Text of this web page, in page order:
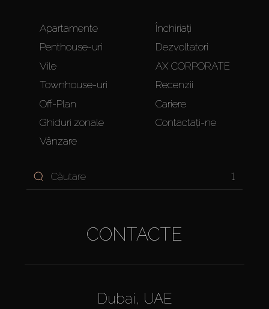
Apartamente
Penthouse-uri
Vile
Townhouse-uri
Off-Plan
Ghiduri zonale
Vânzare
Închiriați
Dezvoltatori
AX CORPORATE
Recenzii
Cariere
Contactați-ne
1
CONTACTE
Dubai, UAE